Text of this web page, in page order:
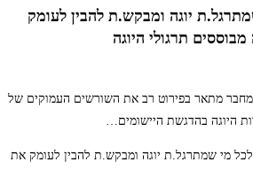
יוגה ומבקש.ת להבין לעומק
תרגולי היוגה
מתאר בפירוט רב את השורשים העמוקים של
היוגה בהדגשת היישומים…
מי שמתרגל.ת יוגה ומבקש.ת להבין לעומק את